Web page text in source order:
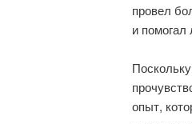
провел
и
опыт,